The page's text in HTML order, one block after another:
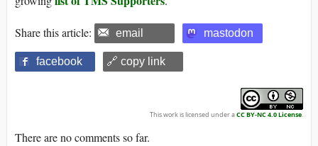
Share this article: email mastodon
facebook 🔗 copy link
This work is licensed under aCC BY-NC 4.0 License.
There are no comments so far.